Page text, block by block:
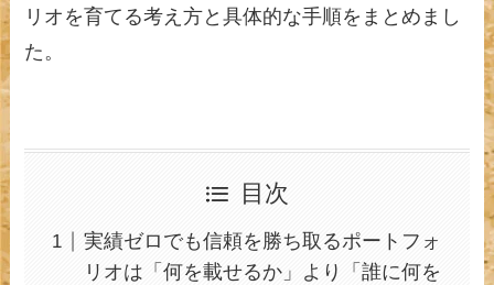
リオを育てる考え方と具体的な手順をまとめまし
た。
目次
実績ゼロでも信頼を勝ち取るポートフォ
リオは「何を載せるか」より「誰に何を